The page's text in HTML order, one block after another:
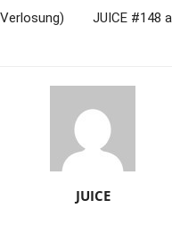
JUICE #148
JUICE